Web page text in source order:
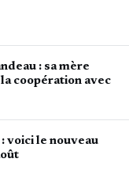
: sa mère
coopération avec
voici le nouveau